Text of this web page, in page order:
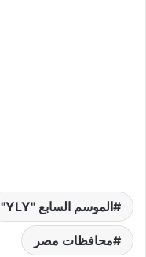
الموسم السابع "YLY"
محافظات مصر